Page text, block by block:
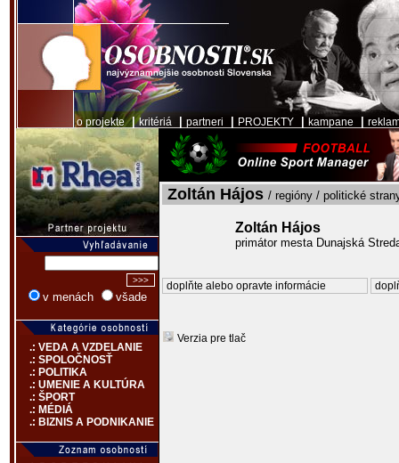
o projekte|kritériá partneri PROJEKTY kampane
v menách všade
.: VEDA A VZDELANIE
.: SPOLOČNOSŤ
.: POLITIKA
.: UMENIE A KULTÚRA
.: ŠPORT
.: MÉDIÁ
.: BIZNIS A PODNIKANIE
Zoltán Hájos / regióny / politické
Zoltán Hájos
primátor mesta Dunajská
doplňte alebo opravte informácie
Verzia pre tlač